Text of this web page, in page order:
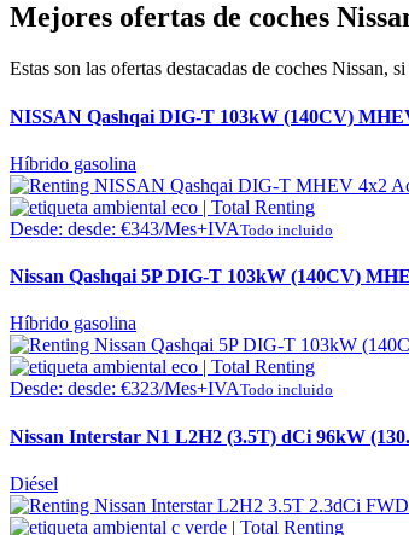
Mejores ofertas de coches
Estas son las ofertas destacadas de coches Nissan,
NISSAN Qashqai DIG-T 103kW (140CV)
Híbrido gasolina
Desde: desde: €343/Mes+IVATodo incluido
Nissan Qashqai 5P DIG-T 103kW (140CV)
Híbrido gasolina
Desde: desde: €323/Mes+IVATodo incluido
Nissan Interstar N1 L2H2 (3.5T) dCi 96kW
Diésel